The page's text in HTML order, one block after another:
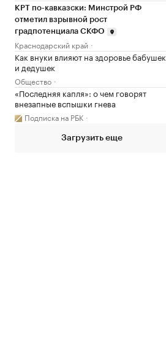
КРТ по-кавказски: Минстрой РФ
отметил взрывной рост
градпотенциала СКФО
Краснодарский край
Как внуки влияют на здоровье бабушек
и дедушек
Общество
«Последняя капля»: о чем говорят
внезапные вспышки гнева
Подписка на РБК
Загрузить еще